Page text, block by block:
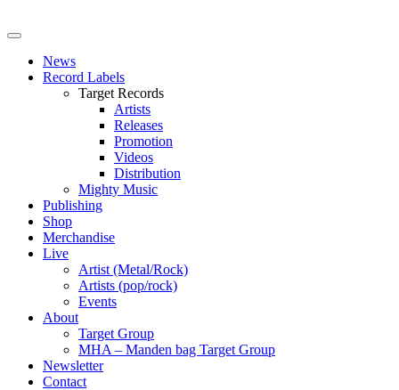
News
Record Labels
Target Records
Artists
Releases
Promotion
Videos
Distribution
Mighty Music
Publishing
Shop
Merchandise
Live
Artist (Metal/Rock)
Artists (pop/rock)
Events
About
Target Group
MHA – Manden bag Target Group
Newsletter
Contact